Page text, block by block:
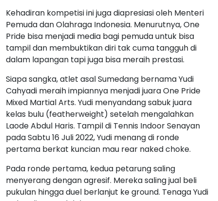
Kehadiran kompetisi ini juga diapresiasi oleh Menteri
Pemuda dan Olahraga Indonesia. Menurutnya, One
Pride bisa menjadi media bagi pemuda untuk bisa
tampil dan membuktikan diri tak cuma tangguh di
dalam lapangan tapi juga bisa meraih prestasi.
Siapa sangka, atlet asal Sumedang bernama Yudi
Cahyadi meraih impiannya menjadi juara One Pride
Mixed Martial Arts. Yudi menyandang sabuk juara
kelas bulu (featherweight) setelah mengalahkan
Laode Abdul Haris. Tampil di Tennis Indoor Senayan
pada Sabtu 16 Juli 2022, Yudi menang di ronde
pertama berkat kuncian mau rear naked choke.
Pada ronde pertama, kedua petarung saling
menyerang dengan agresif. Mereka saling jual beli
pukulan hingga duel berlanjut ke ground. Tenaga Yudi